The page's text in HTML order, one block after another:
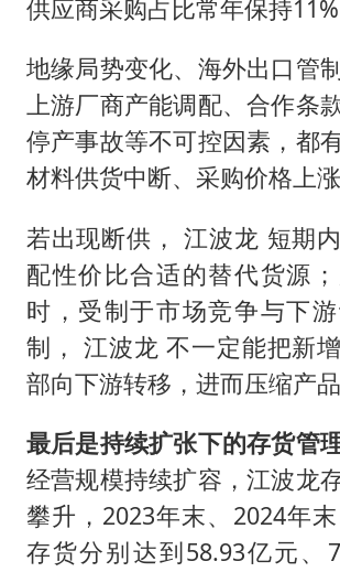
供应商采购占比常年保持11%
地缘局势变化、海外出口管
上游厂商产能调配、合作条
停产事故等不可控因素，都
材料供货中断、采购价格上涨
若出现断供， 江波龙 短期
配性价比合适的替代货源
时，受制于市场竞争与下
制， 江波龙 不一定能把新
部向下游转移，进而压缩产品
最后是持续扩张下的存货管理
经营规模持续扩容，江波龙
攀升，2023年末、2024年
存货分别达到58.93亿元、